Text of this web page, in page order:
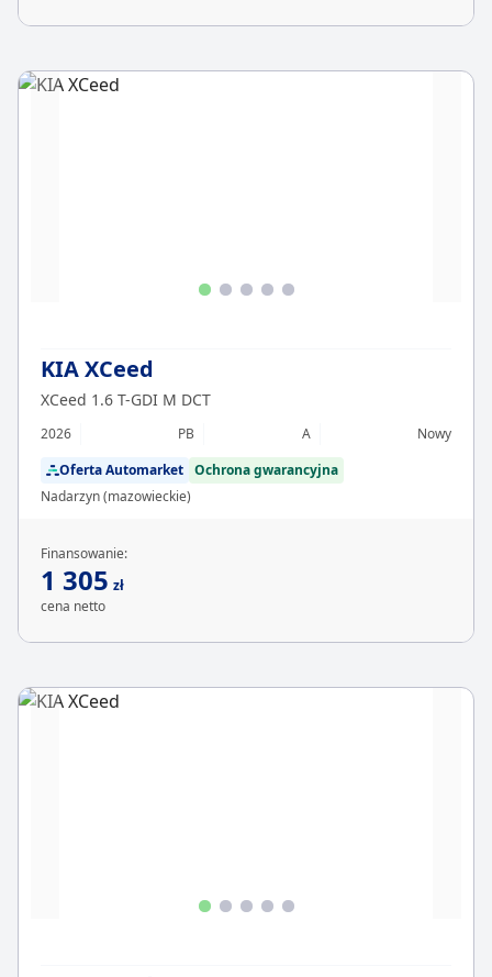
KIA XCeed
XCeed 1.6 T-GDI M DCT
2026 PB A
Nowy
Oferta Automarket Ochrona gwarancyjna
Nadarzyn (mazowieckie)
Finansowanie:
1 305 zł
cena netto